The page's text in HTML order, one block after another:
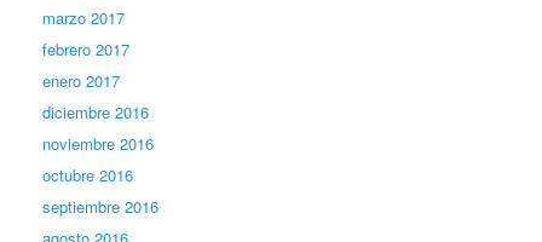
marzo 2017
febrero 2017
enero 2017
diciembre 2016
noviembre 2016
octubre 2016
septiembre 2016